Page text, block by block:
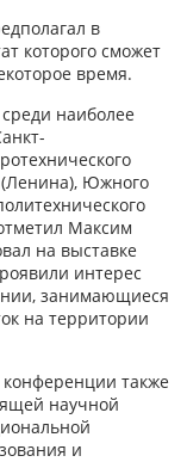
в
которого сможет
время.
наиболее
Южного
Максим
на выставке
интерес
занимающиеся
на территории
также
научной
и